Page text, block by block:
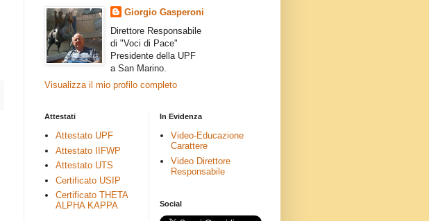
Giorgio Gasperoni
Direttore Responsabile
di "Voci di Pace"
Presidente della UPF
a San Marino.
Visualizza il mio profilo completo
Attestati
Attestato UPF
Attestato IIFWP
Attestato UTS
Certificato USIP
Certificato THETA
ALPHA KAPPA
In Evidenza
Video-Educazione
Carattere
Video Direttore
Responsabile
Social